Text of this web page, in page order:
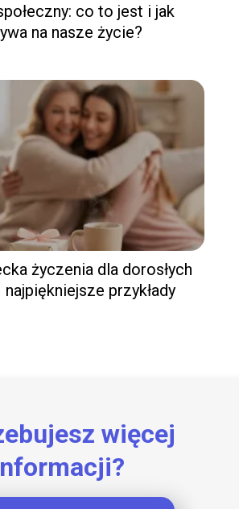
co to jest i jak
na nasze życie?
życzenia dla dorosłych
przykłady
więcej